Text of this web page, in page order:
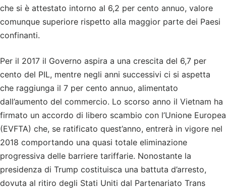
che si è attestato intorno al 6,2 per cento annuo, valore
comunque superiore rispetto alla maggior parte dei Paesi
confinanti.
Per il 2017 il Governo aspira a una crescita del 6,7 per
cento del PIL, mentre negli anni successivi ci si aspetta
che raggiunga il 7 per cento annuo, alimentato
dall’aumento del commercio. Lo scorso anno il Vietnam ha
firmato un accordo di libero scambio con l’Unione Europea
(EVFTA) che, se ratificato quest’anno, entrerà in vigore nel
2018 comportando una quasi totale eliminazione
progressiva delle barriere tariffarie. Nonostante la
presidenza di Trump costituisca una battuta d’arresto,
dovuta al ritiro degli Stati Uniti dal Partenariato Trans